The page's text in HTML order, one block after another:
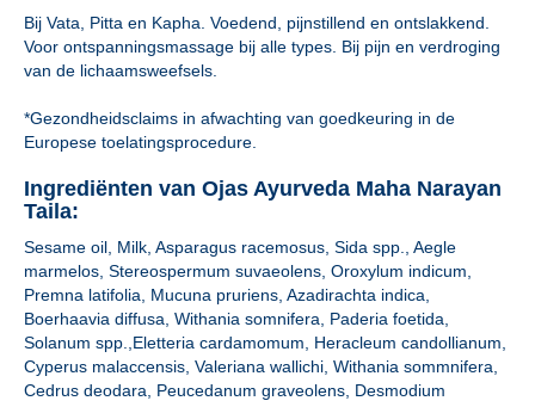
Bij Vata, Pitta en Kapha. Voedend, pijnstillend en ontslakkend.
Voor ontspanningsmassage bij alle types. Bij pijn en verdroging
van de lichaamsweefsels.
*Gezondheidsclaims in afwachting van goedkeuring in de
Europese toelatingsprocedure.
Ingrediënten van Ojas Ayurveda Maha Narayan
Taila:
Sesame oil, Milk, Asparagus racemosus, Sida spp., Aegle
marmelos, Stereospermum suvaeolens, Oroxylum indicum,
Premna latifolia, Mucuna pruriens, Azadirachta indica,
Boerhaavia diffusa, Withania somnifera, Paderia foetida,
Solanum spp.,Eletteria cardamomum, Heracleum candollianum,
Cyperus malaccensis, Valeriana wallichi, Withania sommnifera,
Cedrus deodara, Peucedanum graveolens, Desmodium